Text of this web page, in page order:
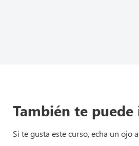
También te puede
Si te gusta este curso, echa un ojo